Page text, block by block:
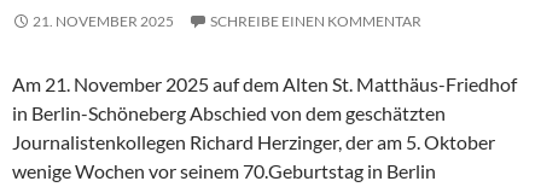
21. NOVEMBER 2025 SCHREIBE EINEN KOMMENTAR
Am 21. November 2025 auf dem Alten St. Matthäus-Friedhof
in Berlin-Schöneberg Abschied von dem geschätzten
Journalistenkollegen Richard Herzinger, der am 5. Oktober
wenige Wochen vor seinem 70.Geburtstag in Berlin